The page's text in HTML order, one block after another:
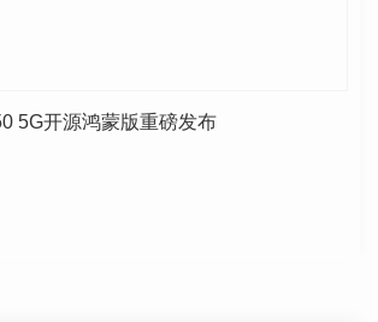
5G开源鸿蒙版重磅发布